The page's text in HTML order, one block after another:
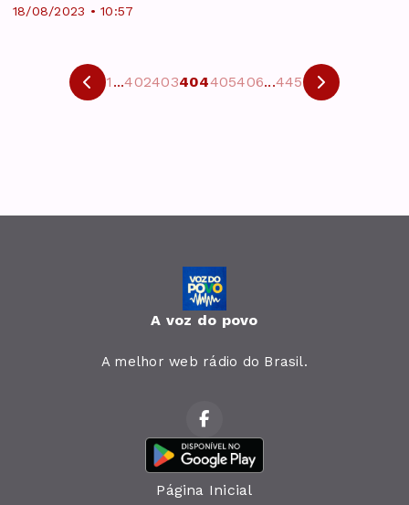
18/08/2023 • 10:57
1 ...402403404405406...445
A voz do povo
A melhor web rádio do Brasil.
Página Inicial